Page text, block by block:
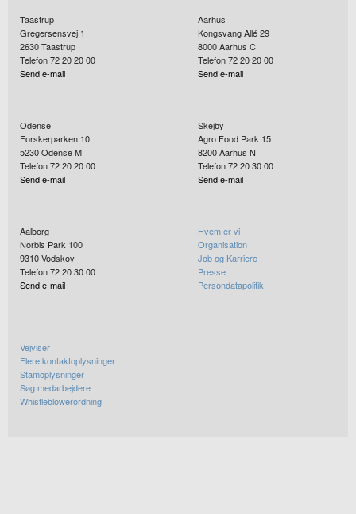
Taastrup
Gregersensvej 1
2630Taastrup
Telefon 72 20 20 00
Send e-mail
Aarhus
Kongsvang Allé 29
8000Aarhus C
Telefon 72 20 20 00
Send e-mail
Odense
Forskerparken 10
5230Odense M
Telefon 72 20 20 00
Send e-mail
Skejby
Agro Food Park 15
8200Aarhus N
Telefon 72 20 30 00
Send e-mail
Aalborg
Norbis Park 100
9310Vodskov
Telefon 72 20 30 00
Send e-mail
Hvem er vi
Organisation
Job og Karriere
Presse
Persondatapolitik
Vejviser
Flere kontaktoplysninger
Stamoplysninger
Søg medarbejdere
Whistleblowerordning